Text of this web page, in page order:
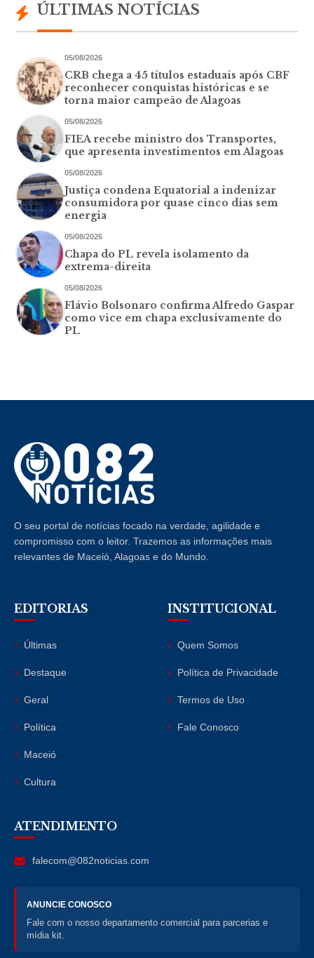
ÚLTIMAS NOTÍCIAS
05/08/2026
CRB chega a 45 títulos estaduais após CBF
reconhecer conquistas históricas e se
torna maior campeão de Alagoas
05/08/2026
FIEA recebe ministro dos Transportes,
que apresenta investimentos em Alagoas
05/08/2026
Justiça condena Equatorial a indenizar
consumidora por quase cinco dias sem
energia
05/08/2026
Chapa do PL revela isolamento da
extrema-direita
05/08/2026
Flávio Bolsonaro confirma Alfredo Gaspar
como vice em chapa exclusivamente do
PL
O seu portal de notícias focado na verdade, agilidade e
compromisso com o leitor. Trazemos as informações mais
relevantes de Maceió, Alagoas e do Mundo.
EDITORIAS
Últimas
Destaque
Geral
Política
Maceió
Cultura
INSTITUCIONAL
Quem Somos
Política de Privacidade
Termos de Uso
Fale Conosco
ATENDIMENTO
falecom@082noticias.com
ANUNCIE CONOSCO
Fale com o nosso departamento comercial para parcerias e
mídia kit.